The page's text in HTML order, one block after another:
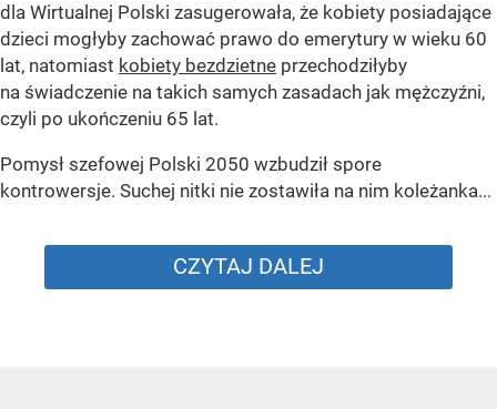
dla Wirtualnej Polski zasugerowała, że kobiety posiadające
dzieci mogłyby zachować prawo do emerytury w wieku 60
lat, natomiast kobiety bezdzietne przechodziłyby
na świadczenie na takich samych zasadach jak mężczyźni,
czyli po ukończeniu 65 lat.
Pomysł szefowej Polski 2050 wzbudził spore
kontrowersje. Suchej nitki nie zostawiła na nim koleżanka...
CZYTAJ DALEJ